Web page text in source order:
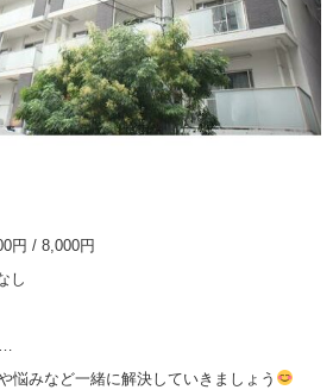
円 / 8,000円
し
悩みなど一緒に解決していきましょう